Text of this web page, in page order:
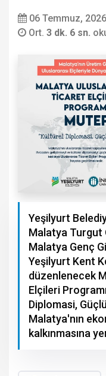
06 Temmuz,
Ort. 3 dk. 6 sn.
Yeşilyurt
Malatya Turgut
Malatya Genç
Yeşilyurt Kent
düzenlenecek
Elçileri
Diplomasi,
Malatya'nın
kalkınmasına